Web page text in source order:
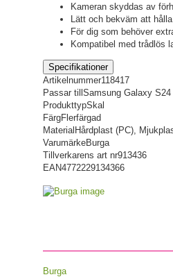
Kameran skyddas av
Lätt och bekväm att
För dig som behöver
Kompatibel med trådlös
Specifikationer
Artikelnummer118417
Passar till Samsung Galaxy S24
ProdukttypSkal
FärgFlerfärgad
Material Hårdplast (PC),
VarumärkeBurga
Tillverkarens art nr913436
EAN4772229134366
Burga